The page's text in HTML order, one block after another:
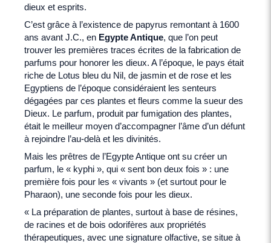
dieux et esprits.
C’est grâce à l’existence de papyrus remontant à 1600
ans avant J.C., en Egypte Antique, que l’on peut
trouver les premières traces écrites de la fabrication de
parfums pour honorer les dieux. A l’époque, le pays était
riche de Lotus bleu du Nil, de jasmin et de rose et les
Egyptiens de l’époque considéraient les senteurs
dégagées par ces plantes et fleurs comme la sueur des
Dieux. Le parfum, produit par fumigation des plantes,
était le meilleur moyen d’accompagner l’âme d’un défunt
à rejoindre l’au-delà et les divinités.
Mais les prêtres de l’Egypte Antique ont su créer un
parfum, le « kyphi », qui « sent bon deux fois » : une
première fois pour les « vivants » (et surtout pour le
Pharaon), une seconde fois pour les dieux.
« La préparation de plantes, surtout à base de résines,
de racines et de bois odorifères aux propriétés
thérapeutiques, avec une signature olfactive, se situe à